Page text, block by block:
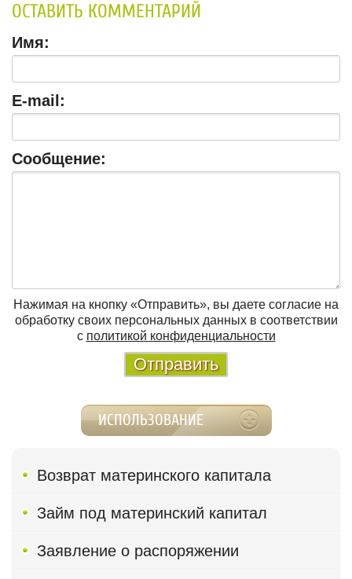
ОСТАВИТЬ КОММЕНТАРИЙ
Имя:
E-mail:
Сообщение:
Нажимая на кнопку «Отправить», вы даете согласие на
обработку своих персональных данных в соответствии
с политикой конфиденциальности
ИСПОЛЬЗОВАНИЕ
Возврат материнского капитала
Займ под материнский капитал
Заявление о распоряжении